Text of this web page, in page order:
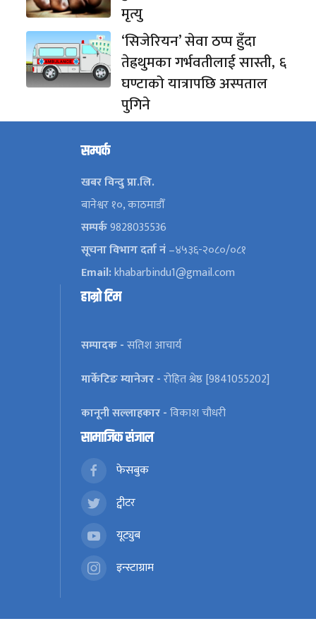
मृत्यु
‘सिजेरियन’ सेवा ठप्प हुँदा
तेह्रथुमका गर्भवतीलाई सास्ती, ६
घण्टाको यात्रापछि अस्पताल
पुगिने
सम्पर्क
खबर विन्दु प्रा.लि.
बानेश्वर १०, काठमाडौँ
सम्पर्क9828035536
सूचना विभाग दर्ता नं–४५३६-२०८०/०८१
Email:khabarbindu1@gmail.com
हाम्रो टिम
सम्पादक -सतिश आचार्य
मार्केटिङ म्यानेजर -रोहित श्रेष्ठ [9841055202]
कानूनी सल्लाहकार -विकाश चौधरी
सामाजिक संजाल
फेसबुक
ट्वीटर
यूट्युब
इन्स्टाग्राम